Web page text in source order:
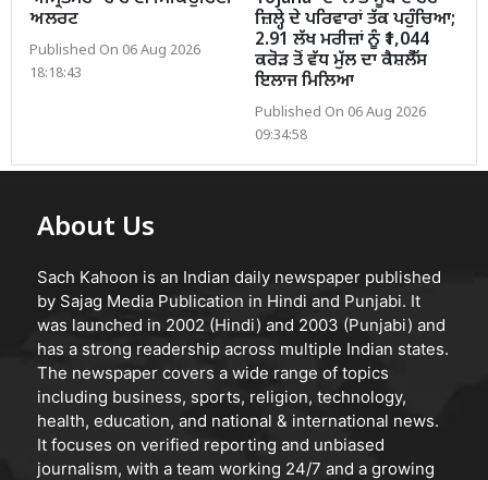
ਅਲਰਟ
Published On 06 Aug 2026
18:18:43
ਜ਼ਿਲ੍ਹੇ ਦੇ ਪਰਿਵਾਰਾਂ ਤੱਕ ਪਹੁੰਚਿਆ;
2.91 ਲੱਖ ਮਰੀਜ਼ਾਂ ਨੂੰ ₹1,044
ਕਰੋੜ ਤੋਂ ਵੱਧ ਮੁੱਲ ਦਾ ਕੈਸ਼ਲੈੱਸ
ਇਲਾਜ ਮਿਲਿਆ
Published On 06 Aug 2026
09:34:58
About Us
Sach Kahoon is an Indian daily newspaper published
by Sajag Media Publication in Hindi and Punjabi. It
was launched in 2002 (Hindi) and 2003 (Punjabi) and
has a strong readership across multiple Indian states.
The newspaper covers a wide range of topics
including business, sports, religion, technology,
health, education, and national & international news.
It focuses on verified reporting and unbiased
journalism, with a team working 24/7 and a growing